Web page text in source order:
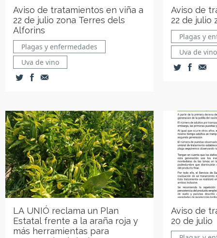
Aviso de tratamientos en viña a
22 de julio zona Terres dels
Alforins
Plagas y enfermedades
Uva de vino
Aviso de
22 de julio
Plagas y
Uva de vino
LA UNIÓ reclama un Plan
Estatal frente a la araña roja y
más herramientas para
Aviso de
20 de julio